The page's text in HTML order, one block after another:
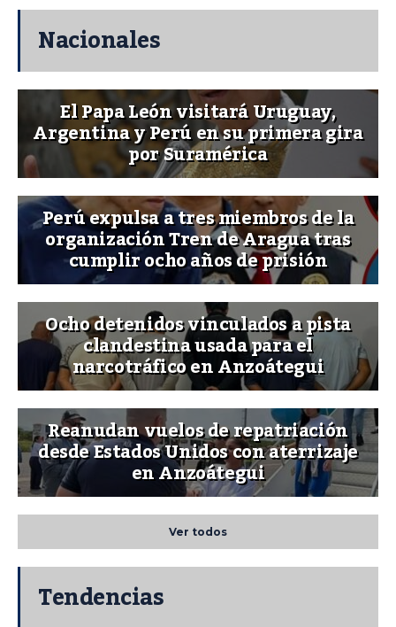
Nacionales
El Papa León visitará Uruguay,
Argentina y Perú en su primera gira
por Suramérica
Perú expulsa a tres miembros de la
organización Tren de Aragua tras
cumplir ocho años de prisión
Ocho detenidos vinculados a pista
clandestina usada para el
narcotráfico en Anzoátegui
Reanudan vuelos de repatriación
desde Estados Unidos con aterrizaje
en Anzoátegui
Ver todos
Tendencias